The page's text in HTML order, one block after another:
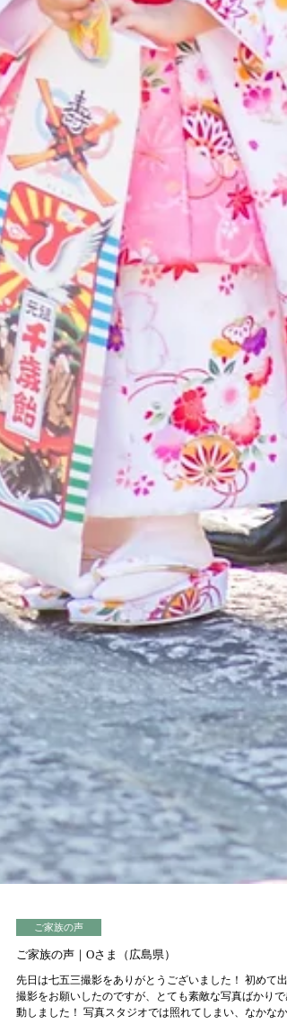
ご家族の声
ご家族の声｜Oさま（広島県）
先日は七五三撮影をありがとうございました！ 初めて出